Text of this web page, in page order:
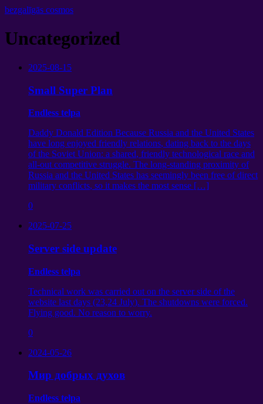
bezgalīgās cosmos
Uncategorized
2025-08-15
Small Super Plan
Endless telpa
Daddy Donald Edition Because Russia and the United States
have long enjoyed friendly relations, dating back to the days
of the Soviet Union: a shared, friendly technological race and
all-out competitive struggle. The long-standing proximity of
Russia and the United States has seemingly been free of direct
military conflicts, so it makes the most sense […]
0
2025-07-25
Server side update
Endless telpa
Technical work was carried out on the server side of the
website last days (23,24 July). The shutdowns were forced.
Flying good. No reason to worry.
0
2024-05-26
Мир добрых духов
Endless telpa